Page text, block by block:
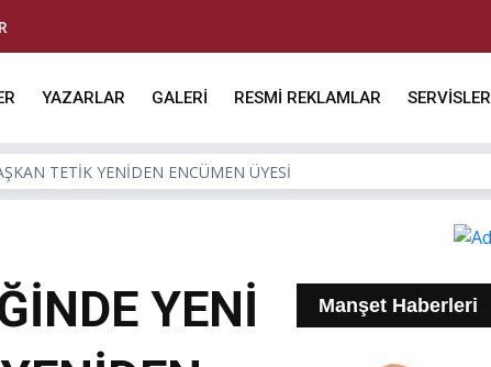
YAZARLAR GALERİ RESMİ REKLAMLAR SERVİSLER
TETİK YENİDEN ENCÜMEN ÜYESİ
YENİ
Manşet Haberleri